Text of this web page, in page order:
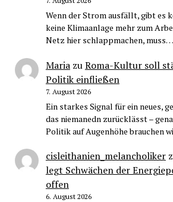
Wenn der Strom ausfällt, gibt es
keine Klimaanlage mehr zum
Netz hier schlappmachen, muss…
MariazuRoma-Kultur soll
Politik einfließen
7. August 2026
Ein starkes Signal für ein neues,
das niemanedn zurücklässt –
Politik auf Augenhöhe brauchen
cisleithanien_melancholiker
legt Schwächen der
offen
6. August 2026